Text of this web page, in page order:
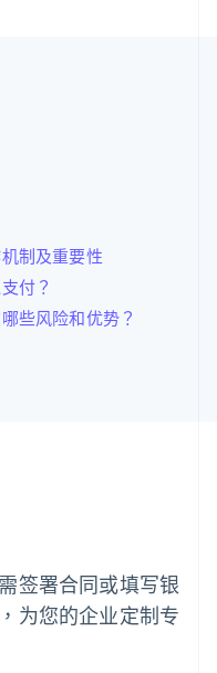
制及重要性
付？
些风险和优势？
签署合同或填写银
为您的企业定制专